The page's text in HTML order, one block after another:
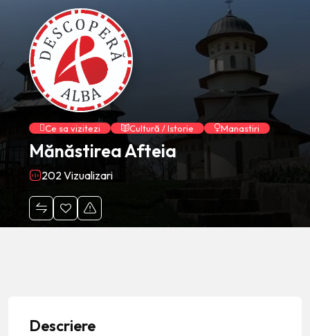
Ce sa vizitezi Cultură / Istorie Manastiri
Mănăstirea Afteia
202 Vizualizari
Descriere